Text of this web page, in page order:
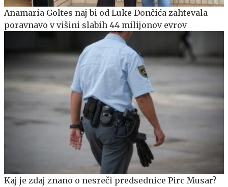
Anamaria Goltes naj bi od Luke Dončića zahtevala
poravnavo v višini slabih 44 milijonov evrov
Kaj je zdaj znano o nesreči predsednice Pirc Musar?